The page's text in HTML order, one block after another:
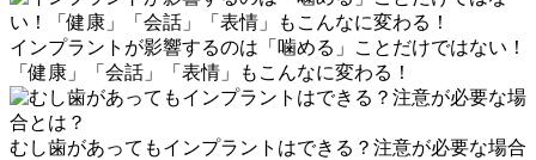
インプラントが影響するのは「噛める」ことだけではない！
「健康」「会話」「表情」もこんなに変わる！
むし歯があってもインプラントはできる？注意が必要な場合